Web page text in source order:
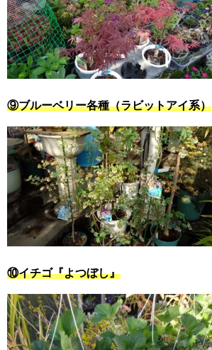
⑨ブルーベリー各種（ラビットアイ系）
⑩イチゴ『よつぼし』